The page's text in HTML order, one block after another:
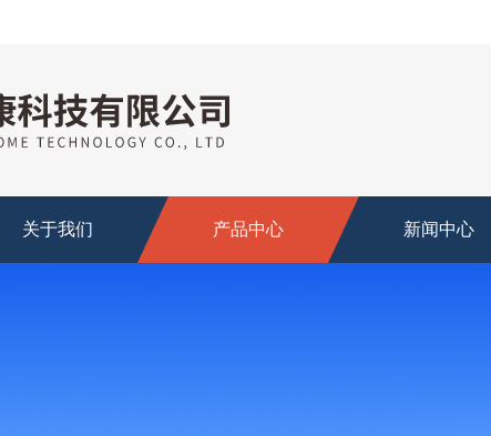
关于我们 产品中心 新闻中心